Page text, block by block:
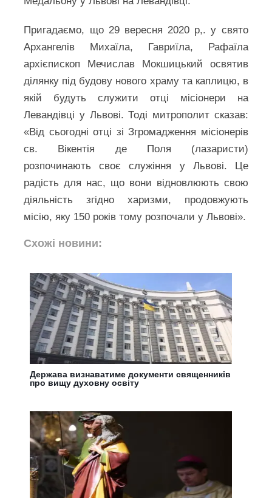
Пригадаємо, що 29 вересня 2020 р,. у свято
Архангелів Михаїла, Гавриїла, Рафаїла
архієпископ Мечислав Мокшицький освятив
ділянку під будову нового храму та каплицю, в
якій будуть служити отці місіонери на
Левандівці у Львові. Тоді митрополит сказав:
«Від сьогодні отці зі Згромадження місіонерів
св. Вікентія де Поля (лазаристи)
розпочинають своє служіння у Львові. Це
радість для нас, що вони відновлюють свою
діяльність згідно харизми, продовжують
місію, яку 150 років тому розпочали у Львові».
Схожі новини:
Держава визнаватиме документи священників
про вищу духовну освіту